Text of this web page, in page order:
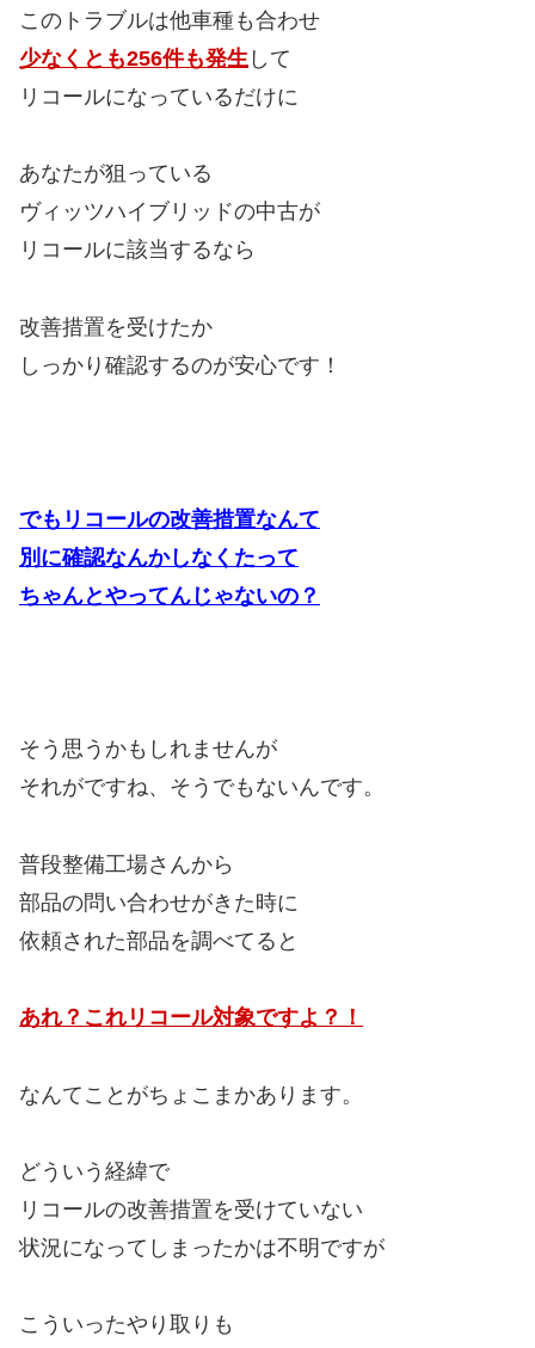
このトラブルは他車種も合わせ
少なくとも256件も発生 して
リコールになっているだけに
あなたが狙っている
ヴィッツハイブリッドの中古が
リコールに該当するなら
改善措置を受けたか
しっかり確認するのが安心です！
でもリコールの改善措置なんて
別に確認なんかしなくたって
ちゃんとやってんじゃないの？
そう思うかもしれませんが
それがですね、そうでもないんです。
普段整備工場さんから
部品の問い合わせがきた時に
依頼された部品を調べてると
あれ？これリコール対象ですよ？！
なんてことがちょこまかあります。
どういう経緯で
リコールの改善措置を受けていない
状況になってしまったかは不明ですが
こういったやり取りも